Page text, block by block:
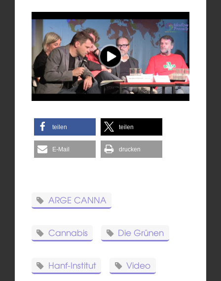
teilen teilen
E-Mail drucken
ARGE CANNA
Cannabis Die Grünen
Hanf-Institut Video